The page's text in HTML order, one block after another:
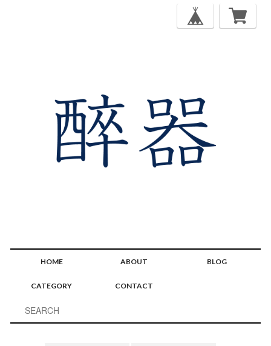
HOME ABOUT BLOG
CATEGORY CONTACT